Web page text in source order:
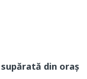
din oraș